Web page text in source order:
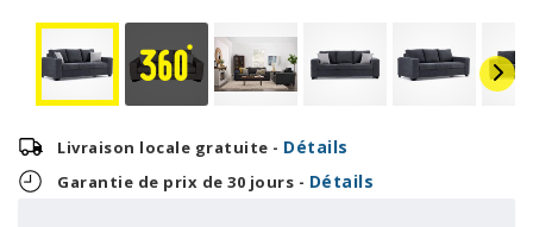
Livraison locale gratuite - Détails
Garantie de prix de 30 jours - Détails